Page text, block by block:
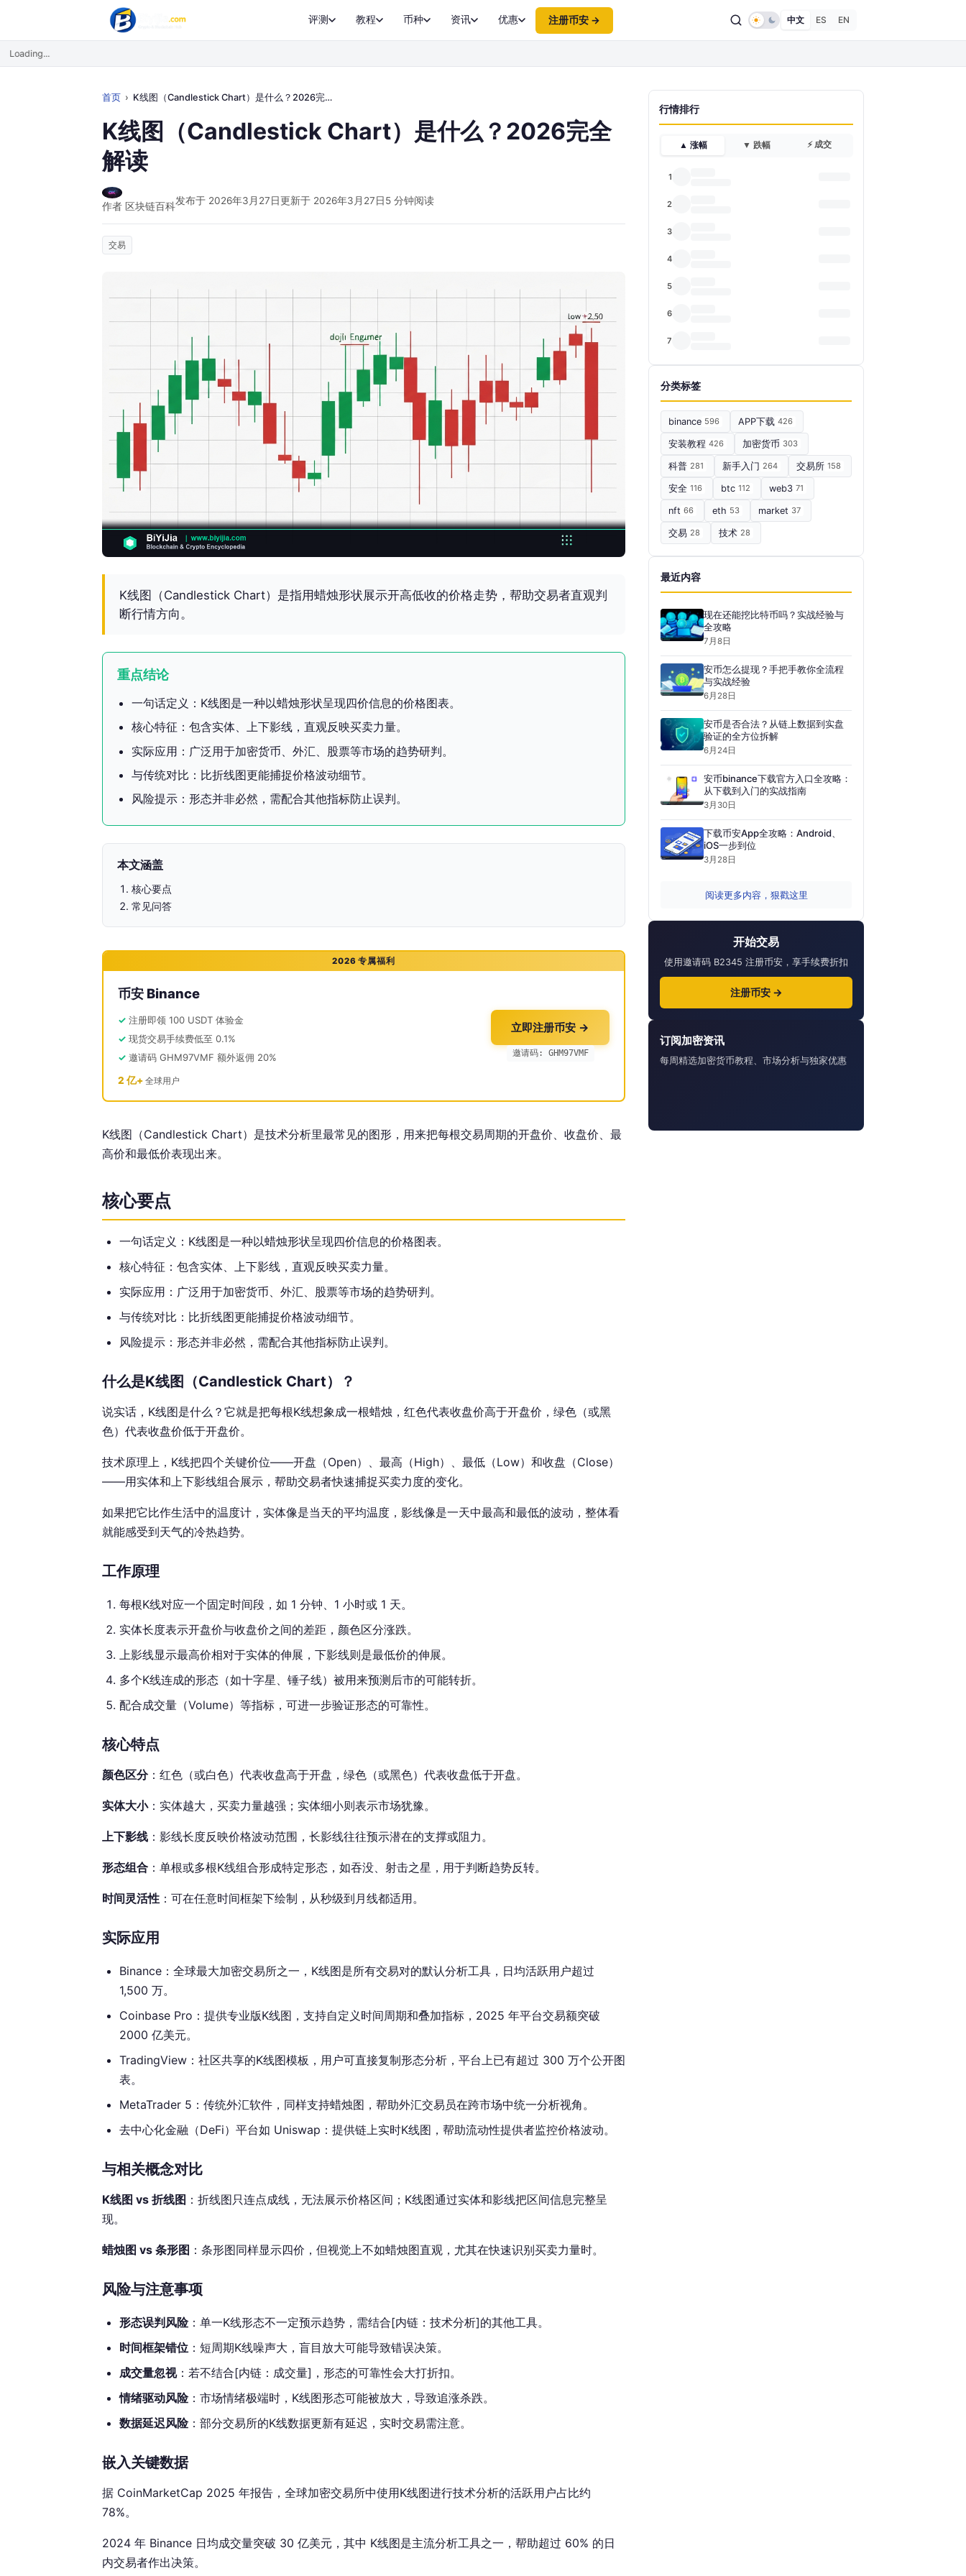
评测 教程 币种 资讯 优惠 注册币安 → 中文 ES EN
Loading...
首页 K线图（Candlestick Chart）是什么？2026完全解读
K线图（Candlestick Chart）是什么？2026完全
解读
作者 区块链百科发布于 2026年3月27日更新于 2026年3月27日5 分钟阅读
交易
K线图（Candlestick Chart）是指用蜡烛形状展示开高低收的价格走势，帮助交易者直观判
断行情方向。
重点结论
一句话定义：K线图是一种以蜡烛形状呈现四价信息的价格图表。
核心特征：包含实体、上下影线，直观反映买卖力量。
实际应用：广泛用于加密货币、外汇、股票等市场的趋势研判。
与传统对比：比折线图更能捕捉价格波动细节。
风险提示：形态并非必然，需配合其他指标防止误判。
本文涵盖
核心要点
常见问答
2026 专属福利
币安 Binance
注册即领 100 USDT 体验金
现货交易手续费低至 0.1%
邀请码 GHM97VMF 额外返佣 20%
2 亿+ 全球用户
立即注册币安 →
邀请码: GHM97VMF
K线图（Candlestick Chart）是技术分析里最常见的图形，用来把每根交易周期的开盘价、收盘价、最
高价和最低价表现出来。
核心要点
一句话定义：K线图是一种以蜡烛形状呈现四价信息的价格图表。
核心特征：包含实体、上下影线，直观反映买卖力量。
实际应用：广泛用于加密货币、外汇、股票等市场的趋势研判。
与传统对比：比折线图更能捕捉价格波动细节。
风险提示：形态并非必然，需配合其他指标防止误判。
什么是K线图（Candlestick Chart）？
说实话，K线图是什么？它就是把每根K线想象成一根蜡烛，红色代表收盘价高于开盘价，绿色（或黑
色）代表收盘价低于开盘价。
技术原理上，K线把四个关键价位——开盘（Open）、最高（High）、最低（Low）和收盘（Close）
——用实体和上下影线组合展示，帮助交易者快速捕捉买卖力度的变化。
如果把它比作生活中的温度计，实体像是当天的平均温度，影线像是一天中最高和最低的波动，整体看
就能感受到天气的冷热趋势。
工作原理
每根K线对应一个固定时间段，如 1 分钟、1 小时或 1 天。
实体长度表示开盘价与收盘价之间的差距，颜色区分涨跌。
上影线显示最高价相对于实体的伸展，下影线则是最低价的伸展。
多个K线连成的形态（如十字星、锤子线）被用来预测后市的可能转折。
配合成交量（Volume）等指标，可进一步验证形态的可靠性。
核心特点
颜色区分：红色（或白色）代表收盘高于开盘，绿色（或黑色）代表收盘低于开盘。
实体大小：实体越大，买卖力量越强；实体细小则表示市场犹豫。
上下影线 ：影线长度反映价格波动范围，长影线往往预示潜在的支撑或阻力。
形态组合 ：单根或多根K线组合形成特定形态，如吞没、射击之星，用于判断趋势反转。
时间灵活性 ：可在任意时间框架下绘制，从秒级到月线都适用。
实际应用
Binance：全球最大加密交易所之一，K线图是所有交易对的默认分析工具，日均活跃用户超过
1,500 万。
Coinbase Pro：提供专业版K线图，支持自定义时间周期和叠加指标，2025 年平台交易额突破
2000 亿美元。
TradingView：社区共享的K线图模板，用户可直接复制形态分析，平台上已有超过 300 万个公开图
表。
MetaTrader 5：传统外汇软件，同样支持蜡烛图，帮助外汇交易员在跨市场中统一分析视角。
去中心化金融（DeFi）平台如 Uniswap：提供链上实时K线图，帮助流动性提供者监控价格波动。
与相关概念对比
K线图 vs 折线图 ：折线图只连点成线，无法展示价格区间；K线图通过实体和影线把区间信息完整呈
现。
蜡烛图 vs 条形图 ：条形图同样显示四价，但视觉上不如蜡烛图直观，尤其在快速识别买卖力量时。
风险与注意事项
形态误判风险：单一K线形态不一定预示趋势，需结合[内链：技术分析]的其他工具。
时间框架错位 ：短周期K线噪声大，盲目放大可能导致错误决策。
成交量忽视：若不结合[内链：成交量]，形态的可靠性会大打折扣。
情绪驱动风险：市场情绪极端时，K线图形态可能被放大，导致追涨杀跌。
数据延迟风险：部分交易所的K线数据更新有延迟，实时交易需注意。
嵌入关键数据
据 CoinMarketCap 2025 年报告，全球加密交易所中使用K线图进行技术分析的活跃用户占比约
78%。
2024 年 Binance 日均成交量突破 30 亿美元，其中 K线图是主流分析工具之一，帮助超过 60% 的日
内交易者作出决策。
行情排行
▲ 涨幅 ▼ 跌幅 ⚡ 成交
1
2
3
4
5
6
7
分类标签
binance 596 APP下载 426
安装教程 426 加密货币 303
科普 281 新手入门 264 交易所 158
安全 116 btc 112 web3 71
nft 66 eth 53 market 37
交易 28 技术 28
最近内容
现在还能挖比特币吗？实战经验与
全攻略
7月8日
安币怎么提现？手把手教你全流程
与实战经验
6月28日
安币是否合法？从链上数据到实盘
验证的全方位拆解
6月24日
安币binance下载官方入口全攻略：
从下载到入门的实战指南
3月30日
下载币安App全攻略：Android、
iOS一步到位
3月28日
阅读更多内容，狠戳这里
开始交易
使用邀请码 B2345 注册币安，享手续费折扣
注册币安 →
订阅加密资讯
每周精选加密货币教程、市场分析与独家优惠